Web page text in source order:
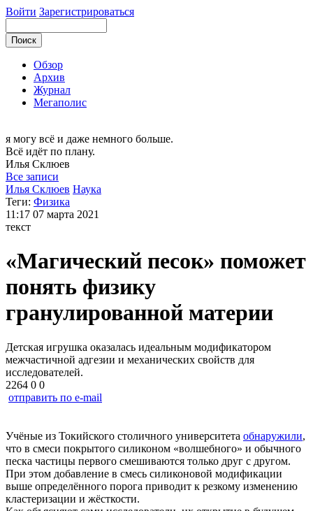
Войти Зарегистрироваться
Обзор
Архив
Журнал
Мегаполис
я могу всё и даже немного больше.
Всё идёт по плану.
Илья Склюев
Все записи
Илья Склюев Наука
Теги: Физика
11:17 07 марта 2021
текст
«Магический песок» поможет
понять физику
гранулированной материи
Детская игрушка оказалась идеальным модификатором
межчастичной адгезии и механических свойств для
исследователей.
2264 0 0
отправить по e-mail
Учёные из Токийского столичного университета обнаружили,
что в смеси покрытого силиконом «волшебного» и обычного
песка частицы первого смешиваются только друг с другом.
При этом добавление в смесь силиконовой модификации
выше определённого порога приводит к резкому изменению
кластеризации и жёсткости.